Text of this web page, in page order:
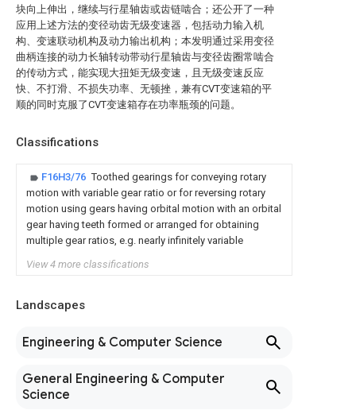
块向上伸出，继续与行星轴齿或齿链啮合；还公开了一种
应用上述方法的变径动齿无级变速器，包括动力输入机
构、变速联动机构及动力输出机构；本发明通过采用变径
曲柄连接的动力长轴转动带动行星轴齿与变径齿圈常啮合
的传动方式，能实现大扭矩无级变速，且无级变速反应
快、不打滑、不损失功率、无顿挫，兼有CVT变速箱的平
顺的同时克服了CVT变速箱存在功率瓶颈的问题。
Classifications
F16H3/76 Toothed gearings for conveying rotary
motion with variable gear ratio or for reversing rotary
motion using gears having orbital motion with an orbital
gear having teeth formed or arranged for obtaining
multiple gear ratios, e.g. nearly infinitely variable
View 4 more classifications
Landscapes
Engineering & Computer Science
General Engineering & Computer
Science